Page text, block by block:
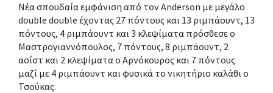
Νέα σπουδαία εμφάνιση από τον Anderson με μεγάλο
double double έχοντας 27 πόντους και 13 ριμπάουντ, 13
πόντους, 4 ριμπάουντ και 3 κλεψίματα πρόσθεσε ο
Μαστρογιαννόπουλος, 7 πόντους, 8 ριμπάουντ, 2
ασίστ και 2 κλεψίματα ο Αρνόκουρος και 7 πόντους
μαζί με 4 ριμπάουντ και φυσικά το νικητήριο καλάθι ο
Τσούκας.